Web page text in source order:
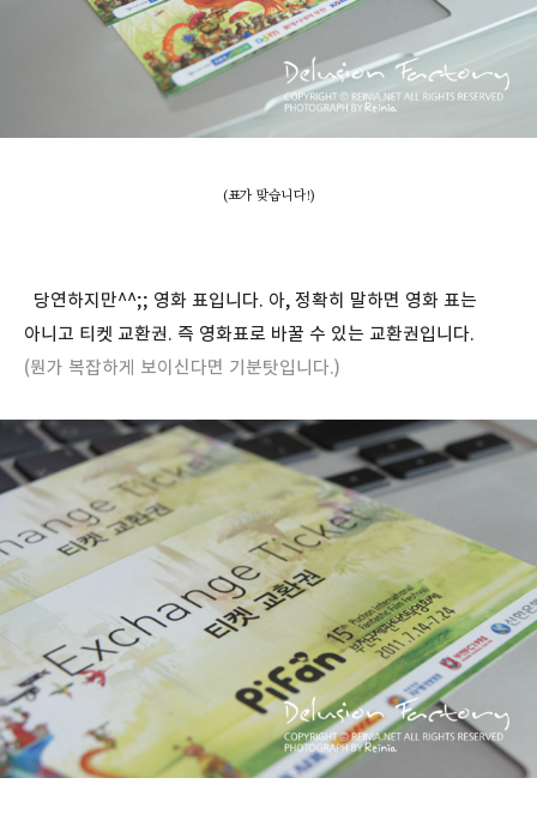
(표가 맞습니다!)
당연하지만^^;; 영화 표입니다. 아, 정확히 말하면 영화 표는
아니고 티켓 교환권. 즉 영화표로 바꿀 수 있는 교환권입니다.
(뭔가 복잡하게 보이신다면 기분탓입니다.)